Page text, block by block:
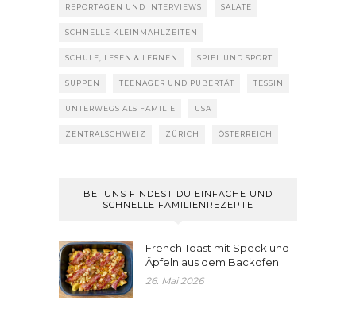
REPORTAGEN UND INTERVIEWS SALATE
SCHNELLE KLEINMAHLZEITEN
SCHULE, LESEN & LERNEN SPIEL UND SPORT
SUPPEN TEENAGER UND PUBERTÄT TESSIN
UNTERWEGS ALS FAMILIE USA
ZENTRALSCHWEIZ ZÜRICH ÖSTERREICH
BEI UNS FINDEST DU EINFACHE UND
SCHNELLE FAMILIENREZEPTE
French Toast mit Speck und
Äpfeln aus dem Backofen
26. Mai 2026